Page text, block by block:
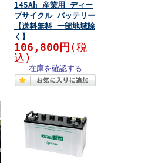
145Ah 産業用 ディー
プサイクル バッテリー
【送料無料 一部地域除
く】
106,800円 (税
込)
在庫を確認する